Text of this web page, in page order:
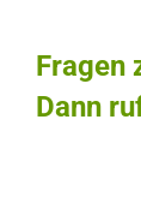
Fragen
Dann